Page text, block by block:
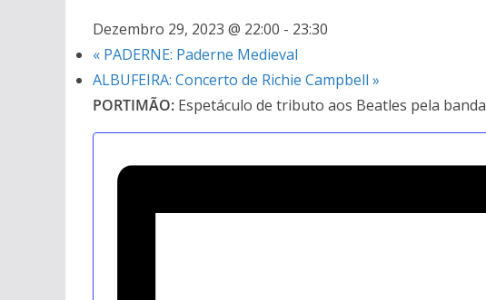
Dezembro 29, 2023 @ 22:00 - 23:30
« PADERNE: Paderne Medieval
ALBUFEIRA: Concerto de Richie Campbell »
PORTIMÃO: Espetáculo de tributo aos Beatles pela banda